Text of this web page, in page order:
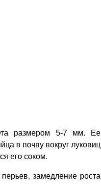
размером 5-7 мм. Ее
в почву вокруг луковиц
его соком.
замедление роста